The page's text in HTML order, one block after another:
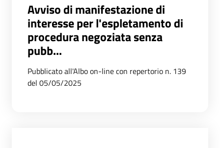
Avviso di manifestazione di
interesse per l'espletamento di
procedura negoziata senza
pubb...
Pubblicato all'Albo on-line con repertorio n. 139
del 05/05/2025